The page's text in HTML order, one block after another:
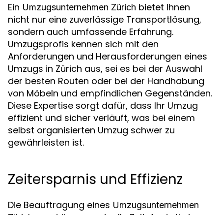
Ein Umzugsunternehmen Zürich bietet Ihnen
nicht nur eine zuverlässige Transportlösung,
sondern auch umfassende Erfahrung.
Umzugsprofis kennen sich mit den
Anforderungen und Herausforderungen eines
Umzugs in Zürich aus, sei es bei der Auswahl
der besten Routen oder bei der Handhabung
von Möbeln und empfindlichen Gegenständen.
Diese Expertise sorgt dafür, dass Ihr Umzug
effizient und sicher verläuft, was bei einem
selbst organisierten Umzug schwer zu
gewährleisten ist.
Zeitersparnis und Effizienz
Die Beauftragung eines Umzugsunternehmen